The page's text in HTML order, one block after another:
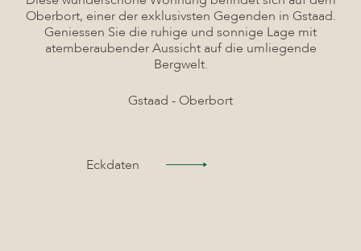
Oberbort, einer der exklusivsten Gegenden in Gstaad.
Geniessen Sie die ruhige und sonnige Lage mit
atemberaubender Aussicht auf die umliegende
Bergwelt.
Gstaad - Oberbort
Eckdaten